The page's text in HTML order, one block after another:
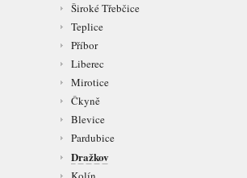
Široké Třebčice
Teplice
Příbor
Liberec
Mirotice
Čkyně
Blevice
Pardubice
Dražkov